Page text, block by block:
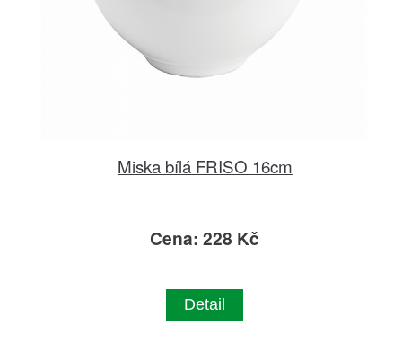
Miska bílá FRISO 16cm
Cena: 228 Kč
Detail